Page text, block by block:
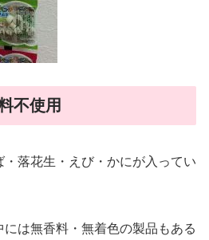
不使用
落花生・えび・かにが入ってい
は無香料・無着色の製品もある